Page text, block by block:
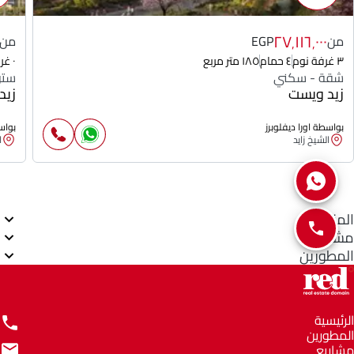
من٢٧٬١١٦٬٠٠٠EGP
٣ غرفة نوم ٤ حمام ١٨٥ متر مربع
شقة - سكني
زيد ويست
بواسطة اورا ديفلوبرز
الشيخ زايد
من
٠ غرفة نوم
المناطق
مشاريع
المطورين
الرئيسية
المطورين